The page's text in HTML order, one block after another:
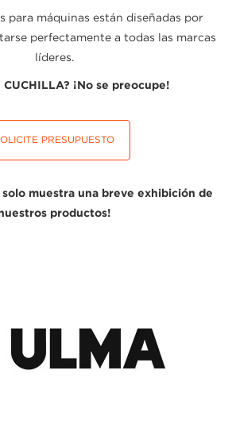
para máquinas están diseñadas por
perfectamente a todas las marcas
líderes.
CUCHILLA? ¡No se preocupe!
PRESUPUESTO
muestra una breve exhibición de
productos!